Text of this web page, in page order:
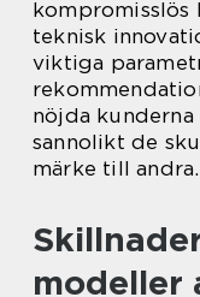
teknisk
viktiga
nöjda
sannolikt de
märke till andra.
modeller